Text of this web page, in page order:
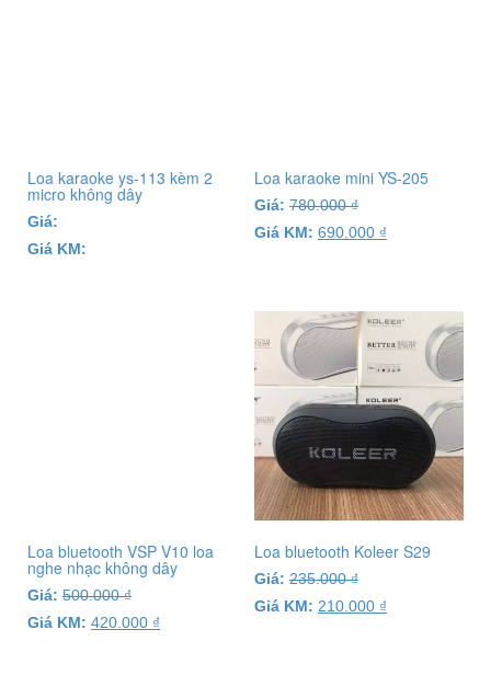
Loa karaoke ys-113 kèm 2
micro không dây
Giá:
Giá KM:
Loa karaoke mini YS-205
Giá: 780.000₫
Giá KM: 690.000 ₫
Loa bluetooth VSP V10 loa
nghe nhạc không dây
Giá: 500.000₫
Giá KM: 420.000 ₫
Loa bluetooth Koleer S29
Giá: 235.000₫
Giá KM: 210.000 ₫